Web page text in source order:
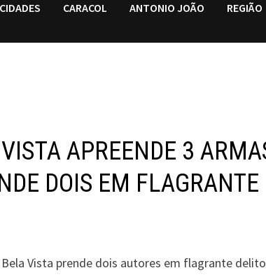
CIDADES CARACOL ANTONIO JOÃO REGIÃO
APREENDE 3
DOIS EM FLAGRANTE
Vista prende dois autores em flagrante